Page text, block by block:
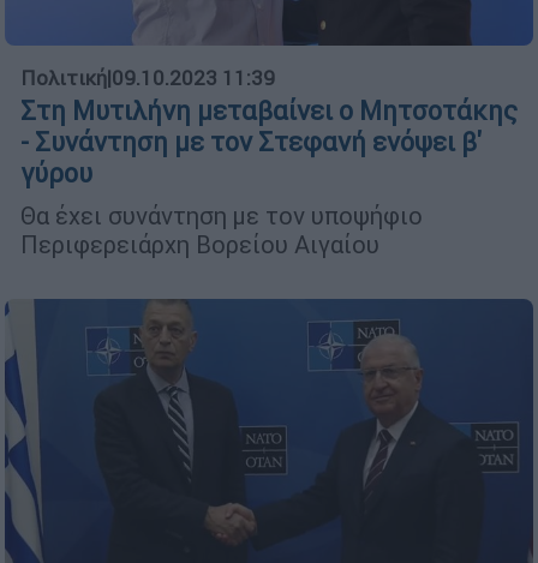
Πολιτική|09.10.2023 11:39
Στη Μυτιλήνη μεταβαίνει ο Μητσοτάκης
- Συνάντηση με τον Στεφανή ενόψει β'
γύρου
Θα έχει συνάντηση με τον υποψήφιο
Περιφερειάρχη Βορείου Αιγαίου